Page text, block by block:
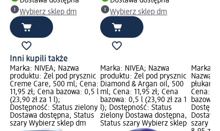
Wybierz sklep dm
Wybierz sklep dm
Inni kupili także
Marka: NIVEA; Nazwa
produktu: Żel pod prysznic
Creme Care, 500 ml; Cena:
11,95 zł; Cena bazowa: 0,5 l
(23,90 zł za 1 l);
Dostępność: Status zielony
Dostawa dostępna, Status
szary Wybierz sklep dm
Marka: NIVEA; Nazwa
produktu: Żel pod prysznic
Diamond & Argan oil, 500
ml; Cena: 11,95 zł; Cena
bazowa: 0,5 l (23,90 zł za 1
l); Dostępność: Status
zielony Dostawa dostępna,
Status szary Wybierz sklep
Marka:
Nazwa
Cena:
bazowa:
szary